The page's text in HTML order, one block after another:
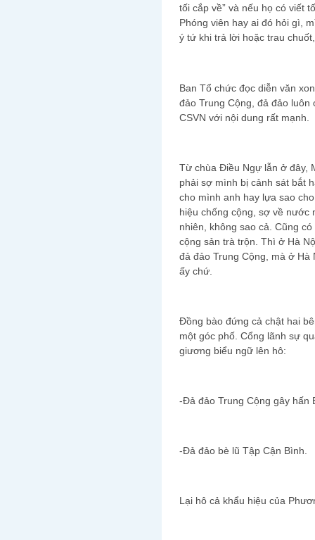
tối cắp về” và nếu họ có viết
Phóng viên hay ai đó hỏi gì,
ý tứ khi trả lời hoặc trau
Ban Tổ chức đọc diễn văn
đảo Trung Cộng, đả đảo luôn
CSVN với nội dung rất mạnh.
Từ chùa Điều Ngự lẫn ở đây,
phải sợ mình bị cảnh sát bắt
cho mình anh hay lựa sao
hiệu chống cộng, sợ về nước
nhiên, không sao cả. Cũng
cộng sản trà trộn. Thì ở Hà
đả đảo Trung Cộng, mà ở Hà
ấy chứ.
Đồng bào đứng cả chật hai
một góc phố. Cổng lãnh sự
giương biểu ngữ lên hô:
-Đả đảo Trung Cộng gây hấn
-Đả đảo bè lũ Tập Cận Bình.
Lại hô cả khẩu hiệu của